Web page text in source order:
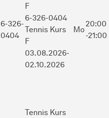
6-326-
0404
F
6-326-0404
Tennis Kurs
F
03.08.2026-
02.10.2026
Mo
20:00
-21:00
Tennis Kurs